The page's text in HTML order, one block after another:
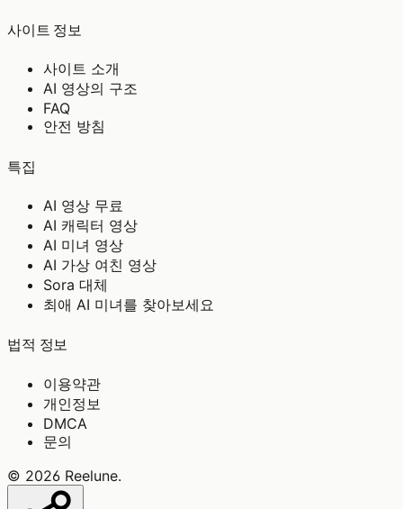
사이트 정보
사이트 소개
AI 영상의 구조
FAQ
안전 방침
특집
AI 영상 무료
AI 캐릭터 영상
AI 미녀 영상
AI 가상 여친 영상
Sora 대체
최애 AI 미녀를 찾아보세요
법적 정보
이용약관
개인정보
DMCA
문의
© 2026 Reelune.